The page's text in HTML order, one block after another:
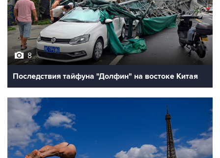
8
Последствия тайфуна "Долфин" на востоке Китая